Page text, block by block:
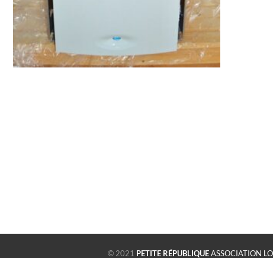
© 2021 PETITE RÉPUBLIQUEASSOCIATION